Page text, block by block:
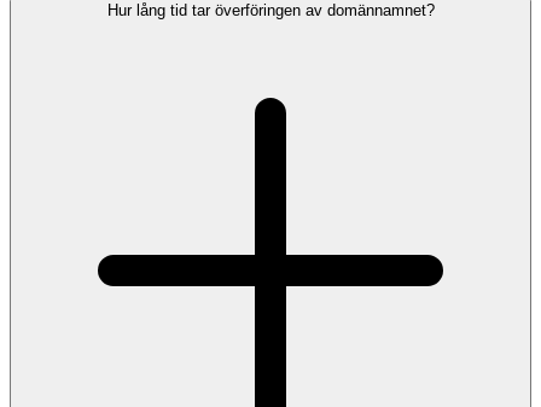
Hur lång tid tar överföringen av domännamnet?